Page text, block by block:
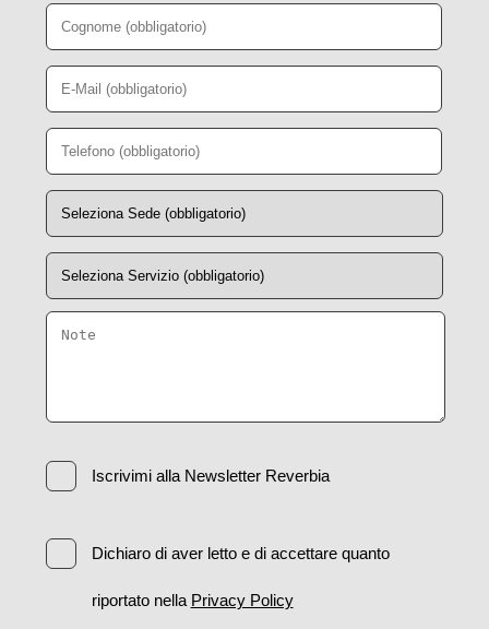
Iscrivimi alla Newsletter Reverbia
Dichiaro di aver letto e di accettare quanto
riportato nella Privacy Policy